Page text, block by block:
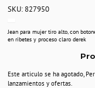
SKU: 827950
Jean para mujer tiro alto, con
en ribetes y proceso claro derek
Este articulo se ha agotado,
lanzamientos y ofertas.